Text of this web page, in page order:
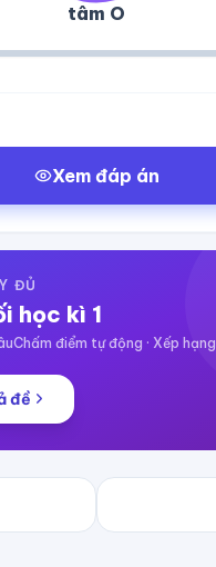
tâm O
Xem đáp án
ĐỦ
học kì 1
Chấm điểm tự động · Xếp hạng
đề